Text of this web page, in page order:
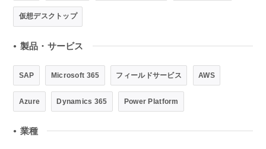
仮想デスクトップ
● 製品・サービス
SAP Microsoft 365 フィールドサービス AWS
Azure Dynamics 365 Power Platform
● 業種